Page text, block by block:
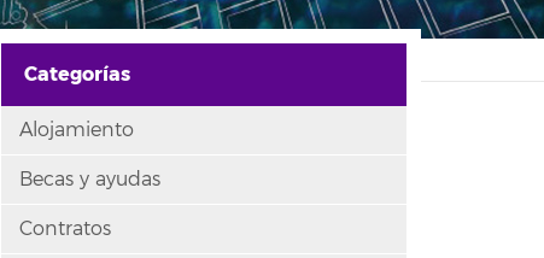
Categorías
Alojamiento
Becas y ayudas
Contratos